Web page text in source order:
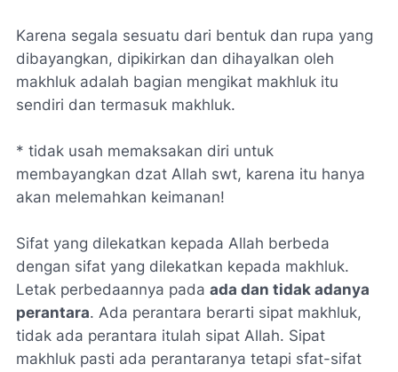
Karena segala sesuatu dari bentuk dan rupa yang
dibayangkan, dipikirkan dan dihayalkan oleh
makhluk adalah bagian mengikat makhluk itu
sendiri dan termasuk makhluk.
* tidak usah memaksakan diri untuk
membayangkan dzat Allah swt, karena itu hanya
akan melemahkan keimanan!
Sifat yang dilekatkan kepada Allah berbeda
dengan sifat yang dilekatkan kepada makhluk.
Letak perbedaannya pada ada dan tidak adanya
perantara. Ada perantara berarti sipat makhluk,
tidak ada perantara itulah sipat Allah. Sipat
makhluk pasti ada perantaranya tetapi sfat-sifat